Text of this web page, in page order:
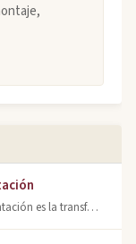
La fermentación es la transformación de azúcares en alcohol por levaduras. Base